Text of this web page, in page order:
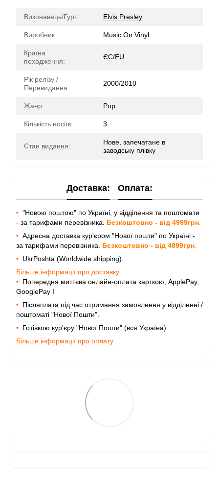
Виконавець/Гурт: Elvis Presley
Виробник: Music On Vinyl
Країна
походження:
ЄС/EU
Рік релізу /
Перевидання:
2000/2010
Жанр: Pop
Кількість носіїв: 3
Стан видання:
Нове, запечатане в
заводську плівку
Доставка: Оплата:
• "Новою поштою" по Україні, у відділення та поштомати
- за тарифами перевізника. Безкоштовно - від 4999грн
• Адресна доставка кур'єром "Нової пошти" по Україні -
за тарифами перевізника. Безкоштовно - від 4999грн
• UkrPoshta (Worldwide shipping).
Більше інформації про доставку
• Попередня миттєва онлайн-оплата карткою, ApplePay,
GooglePay I
• Післяплата під час отримання замовлення у відділенні /
поштоматі "Нової Пошти".
• Готівкою кур'єру "Нової Пошти" (вся Україна).
Більше інформації про оплату